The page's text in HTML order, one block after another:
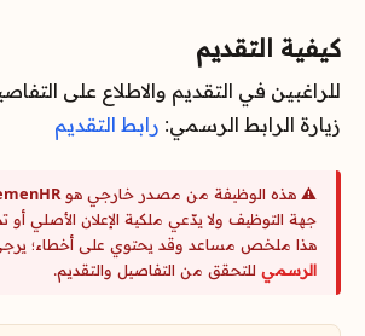
كيفية التقديم
للراغبين في التقديم والاطلاع على
زيارة الرابط الرسمي: رابط التقديم
⚠️ هذه الوظيفة من مصدر خارجي هو
جهة التوظيف ولا يدّعي ملكية الإعلان الأصلي أو
هذا ملخص مساعد وقد يحتوي على أخطاء؛
الرسمي للتحقق من التفاصيل والتقديم.